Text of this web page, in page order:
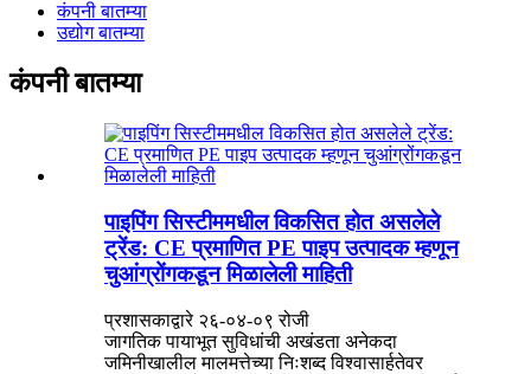
कंपनी बातम्या
उद्योग बातम्या
कंपनी बातम्या
पाइपिंग सिस्टीममधील विकसित होत असलेले
ट्रेंड: CE प्रमाणित PE पाइप उत्पादक म्हणून
चुआंग्रोंगकडून मिळालेली माहिती
प्रशासकाद्वारे २६-०४-०९ रोजी
जागतिक पायाभूत सुविधांची अखंडता अनेकदा
जमिनीखालील मालमत्तेच्या निःशब्द विश्वासार्हतेवर